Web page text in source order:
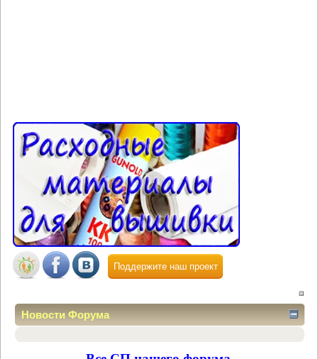
Поддержите наш проект
Новости Форума